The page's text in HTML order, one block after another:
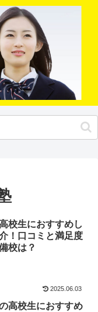
校生におすすめし
！口コミと満足度
校は？
2025.06.03
高校生におすすめ